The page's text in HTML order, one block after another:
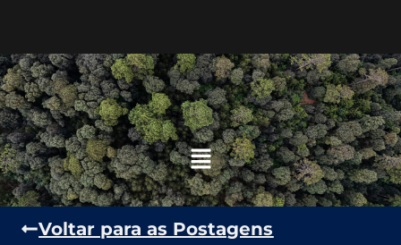
Voltar para as Postagens